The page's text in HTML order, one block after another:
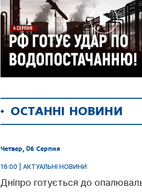
ОСТАННІ НОВИНИ
Четвер, 06 Серпня
16:00 | АКТУАЛЬНІ НОВИНИ
Дніпро готується до